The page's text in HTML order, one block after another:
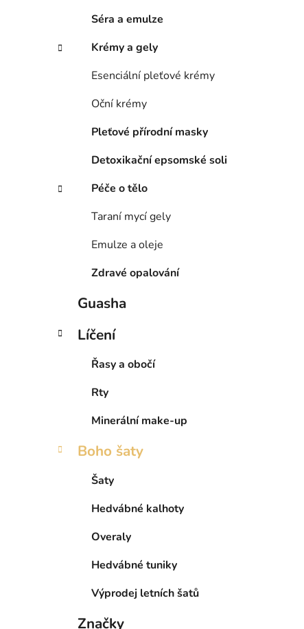
Séra a emulze
Krémy a gely
Esenciální pleťové krémy
Oční krémy
Pleťové přírodní masky
Detoxikační epsomské soli
Péče o tělo
Taraní mycí gely
Emulze a oleje
Zdravé opalování
Guasha
Líčení
Řasy a obočí
Rty
Minerální make-up
Boho šaty
Šaty
Hedvábné kalhoty
Overaly
Hedvábné tuniky
Výprodej letních šatů
Značky